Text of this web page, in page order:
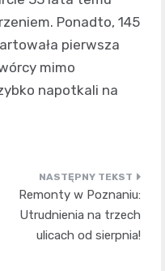
Ponadto, 145
pierwsza
mimo
napotkali na
Remonty w Poznaniu:
Utrudnienia na trzech
ulicach od sierpnia!